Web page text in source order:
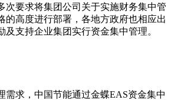
次要求将集团公司关于实施财务集中管
的高度进行部署，各地方政府也相应出
及支持企业集团实行资金集中管理。
需求，中国节能通过金蝶EAS资金集中